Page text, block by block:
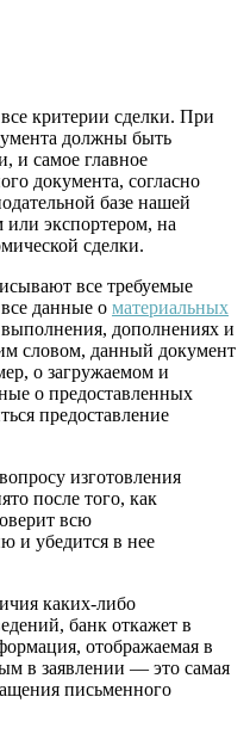
критерии сделки. При
должны быть
и самое главное
документа, согласно
базе нашей
экспортером, на
сделки.
все требуемые
данные о материальных
дополнениях и
словом, данный документ
о загружаемом и
о предоставленных
предоставление
изготовления
после того, как
всю
и убедится в нее
каких-либо
банк откажет в
отображаемая в
в заявлении — это самая
письменного